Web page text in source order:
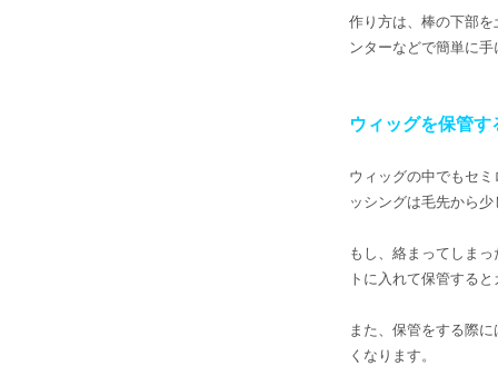
作り方は、棒の下部
ンターなどで簡単に
ウィッグを保管
ウィッグの中でもセ
ッシングは毛先から
もし、絡まってしま
トに入れて保管する
また、保管をする際
くなります。